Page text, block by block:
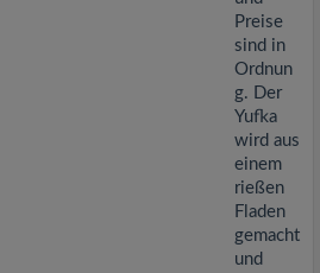
Preise
sind in
Ordnun
g. Der
Yufka
wird aus
einem
rießen
Fladen
gemacht
und